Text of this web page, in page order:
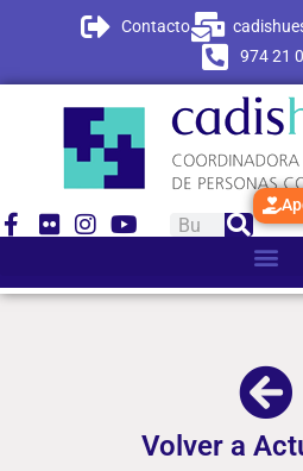
Contacto
974 21
Volver a